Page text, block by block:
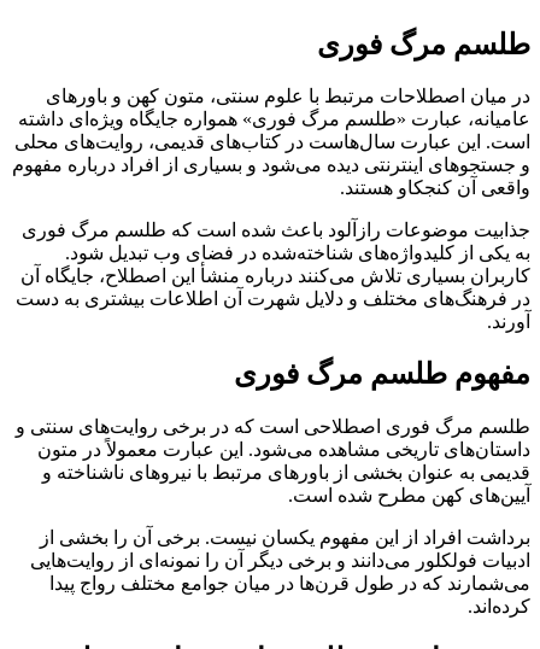
طلسم مرگ فوری
در میان اصطلاحات مرتبط با علوم سنتی، متون کهن و باورهای
عامیانه، عبارت «طلسم مرگ فوری» همواره جایگاه ویژه‌ای داشته
است. این عبارت سال‌هاست در کتاب‌های قدیمی، روایت‌های محلی
و جستجوهای اینترنتی دیده می‌شود و بسیاری از افراد درباره مفهوم
واقعی آن کنجکاو هستند.
جذابیت موضوعات رازآلود باعث شده است که طلسم مرگ فوری
به یکی از کلیدواژه‌های شناخته‌شده در فضای وب تبدیل شود.
کاربران بسیاری تلاش می‌کنند درباره منشأ این اصطلاح، جایگاه آن
در فرهنگ‌های مختلف و دلایل شهرت آن اطلاعات بیشتری به دست
آورند.
مفهوم طلسم مرگ فوری
طلسم مرگ فوری اصطلاحی است که در برخی روایت‌های سنتی و
داستان‌های تاریخی مشاهده می‌شود. این عبارت معمولاً در متون
قدیمی به عنوان بخشی از باورهای مرتبط با نیروهای ناشناخته و
آیین‌های کهن مطرح شده است.
برداشت افراد از این مفهوم یکسان نیست. برخی آن را بخشی از
ادبیات فولکلور می‌دانند و برخی دیگر آن را نمونه‌ای از روایت‌هایی
می‌شمارند که در طول قرن‌ها در میان جوامع مختلف رواج پیدا
کرده‌اند.